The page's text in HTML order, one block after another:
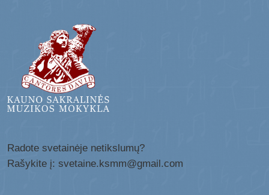
Radote svetainėje netikslumų?
Rašykite į: svetaine.ksmm@gmail.com